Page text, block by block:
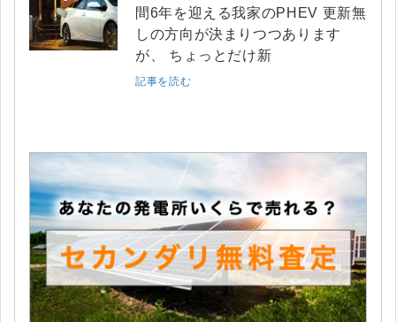
間6年を迎える我家のPHEV 更新無
しの方向が決まりつつあります
が、 ちょっとだけ新
記事を読む